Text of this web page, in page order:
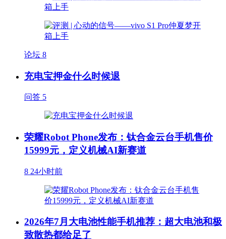
论坛 8
充电宝押金什么时候退
问答 5
荣耀Robot Phone发布：钛合金云台手机售价
15999元，定义机械AI新赛道
8 24小时前
2026年7月大电池性能手机推荐：超大电池和极
致散热都给足了